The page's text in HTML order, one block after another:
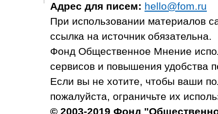
Адрес для писем: hello@fom.ru
При использовании материалов
ссылка на источник обязательна.
Фонд Общественное Мнение
сервисов и повышения удобства
Если вы не хотите, чтобы ваши
пожалуйста, ограничьте их
© 2003-2019 Фонд